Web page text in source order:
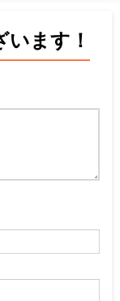
ます！